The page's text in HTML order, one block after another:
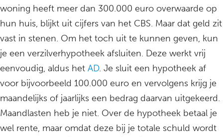
woning heeft meer dan 300.000 euro overwaarde op
hun huis, blijkt uit cijfers van het CBS. Maar dat geld zit
vast in stenen. Om het toch uit te kunnen geven, kun
je een verzilverhypotheek afsluiten. Deze werkt vrij
eenvoudig, aldus het AD. Je sluit een hypotheek af
voor bijvoorbeeld 100.000 euro en vervolgens krijg je
maandelijks of jaarlijks een bedrag daarvan uitgekeerd.
Maandlasten heb je niet. Over de hypotheek betaal je
wel rente, maar omdat deze bij je totale schuld wordt